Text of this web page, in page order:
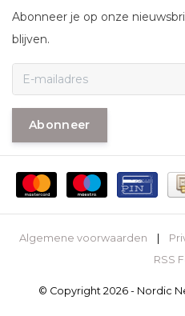
Abonneer je op onze
blijven.
Abonneer
Algemene voorwaarden
RSS
© Copyright 2026 - Nordic